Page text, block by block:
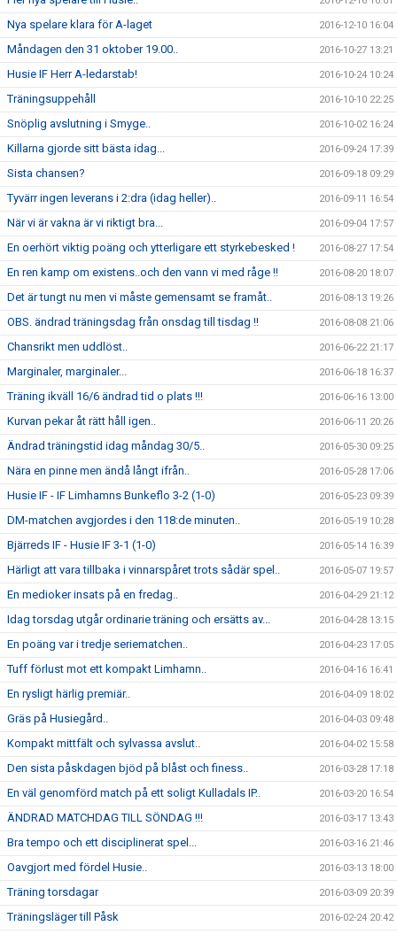
Nya spelare klara för A-laget 2016-12-10 16:04
Måndagen den 31 oktober 19.00.. 2016-10-27 13:21
Husie IF Herr A-ledarstab! 2016-10-24 10:24
Träningsuppehåll 2016-10-10 22:25
Snöplig avslutning i Smyge.. 2016-10-02 16:24
Killarna gjorde sitt bästa idag... 2016-09-24 17:39
Sista chansen? 2016-09-18 09:29
Tyvärr ingen leverans i 2:dra (idag heller).. 2016-09-11 16:54
När vi är vakna är vi riktigt bra... 2016-09-04 17:57
En oerhört viktig poäng och ytterligare ett styrkebesked ! 2016-08-27 17:54
En ren kamp om existens..och den vann vi med råge !! 2016-08-20 18:07
Det är tungt nu men vi måste gemensamt se framåt.. 2016-08-13 19:26
OBS. ändrad träningsdag från onsdag till tisdag !! 2016-08-08 21:06
Chansrikt men uddlöst.. 2016-06-22 21:17
Marginaler, marginaler... 2016-06-18 16:37
Träning ikväll 16/6 ändrad tid o plats !!! 2016-06-16 13:00
Kurvan pekar åt rätt håll igen.. 2016-06-11 20:26
Ändrad träningstid idag måndag 30/5.. 2016-05-30 09:25
Nära en pinne men ändå långt ifrån.. 2016-05-28 17:06
Husie IF - IF Limhamns Bunkeflo 3-2 (1-0) 2016-05-23 09:39
DM-matchen avgjordes i den 118:de minuten.. 2016-05-19 10:28
Bjärreds IF - Husie IF 3-1 (1-0) 2016-05-14 16:39
Härligt att vara tillbaka i vinnarspåret trots sådär spel.. 2016-05-07 19:57
En medioker insats på en fredag.. 2016-04-29 21:12
Idag torsdag utgår ordinarie träning och ersätts av... 2016-04-28 13:15
En poäng var i tredje seriematchen.. 2016-04-23 17:05
Tuff förlust mot ett kompakt Limhamn.. 2016-04-16 16:41
En rysligt härlig premiär.. 2016-04-09 18:02
Gräs på Husiegård.. 2016-04-03 09:48
Kompakt mittfält och sylvassa avslut.. 2016-04-02 15:58
Den sista påskdagen bjöd på blåst och finess.. 2016-03-28 17:18
En väl genomförd match på ett soligt Kulladals IP.. 2016-03-20 16:54
ÄNDRAD MATCHDAG TILL SÖNDAG !!! 2016-03-17 13:43
Bra tempo och ett disciplinerat spel... 2016-03-16 21:46
Oavgjort med fördel Husie.. 2016-03-13 18:00
Träning torsdagar 2016-03-09 20:39
Träningsläger till Påsk 2016-02-24 20:42